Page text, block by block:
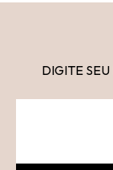
DIGITE